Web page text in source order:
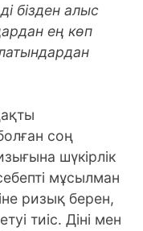
бізден алыс
ең көп
шүкірлік
мұсылман
ризық берен,
тиіс. Діні мен